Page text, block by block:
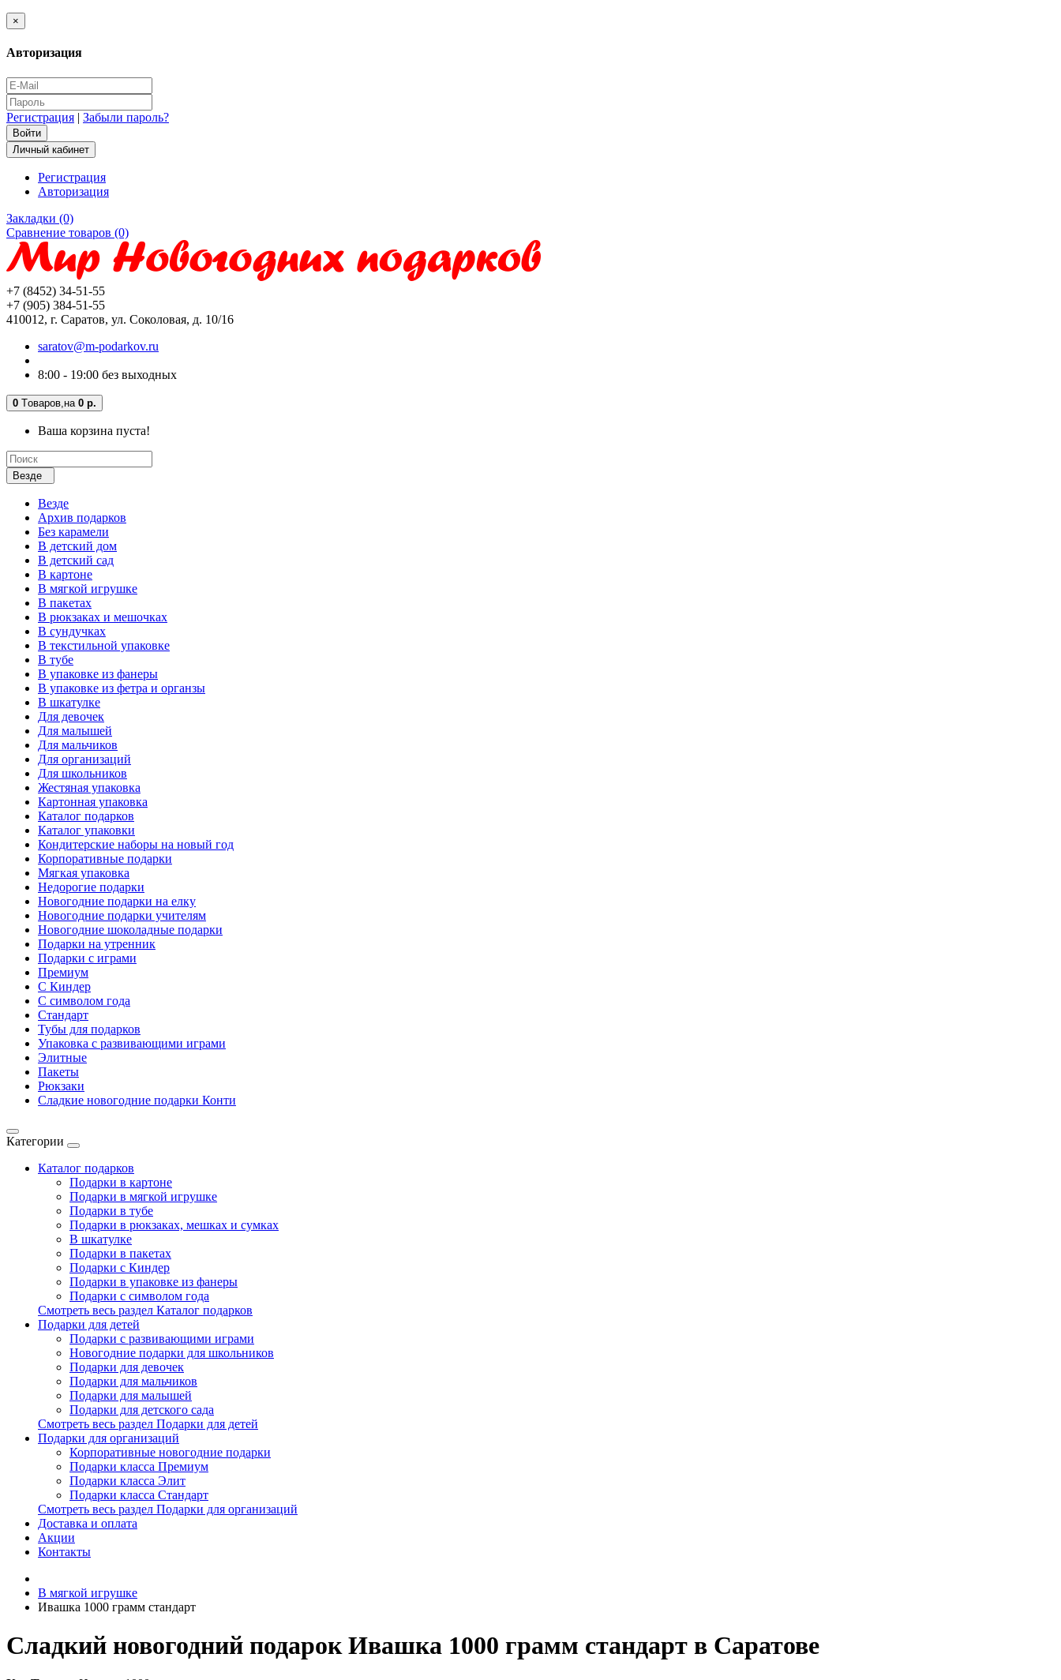
×
Авторизация
Регистрация | Забыли пароль?
Личный кабинет
Регистрация
Авторизация
Закладки (0)
Сравнение товаров (0)
+7 (8452) 34-51-55
+7 (905) 384-51-55
410012, г. Саратов, ул. Соколовая, д. 10/16
saratov@m-podarkov.ru
8:00 - 19:00 без выходных
0 Tоваров, на 0 р.
Ваша корзина пуста!
Везде
Везде
Архив подарков
Без карамели
В детский дом
В детский сад
В картоне
В мягкой игрушке
В пакетах
В рюкзаках и мешочках
В сундучках
В текстильной упаковке
В тубе
В упаковке из фанеры
В упаковке из фетра и органзы
В шкатулке
Для девочек
Для малышей
Для мальчиков
Для организаций
Для школьников
Жестяная упаковка
Картонная упаковка
Каталог подарков
Каталог упаковки
Кондитерские наборы на новый год
Корпоративные подарки
Мягкая упаковка
Недорогие подарки
Новогодние подарки на елку
Новогодние подарки учителям
Новогодние шоколадные подарки
Подарки на утренник
Подарки с играми
Премиум
С Киндер
С символом года
Стандарт
Тубы для подарков
Упаковка с развивающими играми
Элитные
Пакеты
Рюкзаки
Сладкие новогодние подарки Конти
Категории
Каталог подарков
Подарки в картоне
Подарки в мягкой игрушке
Подарки в тубе
Подарки в рюкзаках, мешках и сумках
В шкатулке
Подарки в пакетах
Подарки с Киндер
Подарки в упаковке из фанеры
Подарки с символом года
Смотреть весь раздел Каталог подарков
Подарки для детей
Подарки с развивающими играми
Новогодние подарки для школьников
Подарки для девочек
Подарки для мальчиков
Подарки для малышей
Подарки для детского сада
Смотреть весь раздел Подарки для детей
Подарки для организаций
Корпоративные новогодние подарки
Подарки класса Премиум
Подарки класса Элит
Подарки класса Стандарт
Смотреть весь раздел Подарки для организаций
Доставка и оплата
Акции
Контакты
В мягкой игрушке
Ивашка 1000 грамм стандарт
Сладкий новогодний подарок Ивашка 1000 грамм стандарт в Саратове